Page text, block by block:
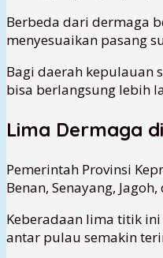
Berbeda dari dermaga
menyesuaikan pasang
Bagi daerah kepulauan
bisa berlangsung lebih
Lima Dermaga
Pemerintah Provinsi
Benan, Senayang,
Keberadaan lima titik
antar pulau semakin